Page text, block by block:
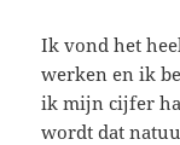
Ik vond het
werken en ik
ik mijn cijfer
wordt dat